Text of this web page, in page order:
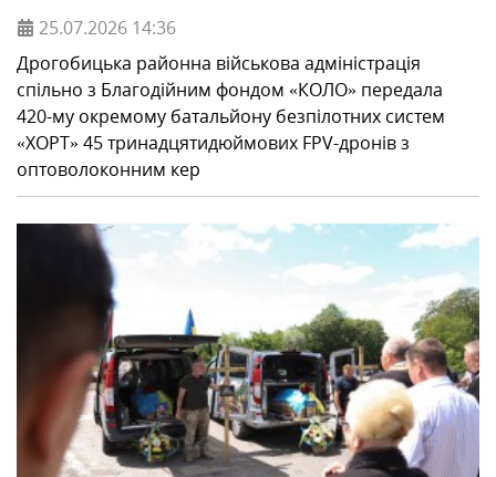
25.07.2026 14:36
Дрогобицька районна військова адміністрація
спільно з Благодійним фондом «КОЛО» передала
420-му окремому батальйону безпілотних систем
«ХОРТ» 45 тринадцятидюймових FPV-дронів з
оптоволоконним кер